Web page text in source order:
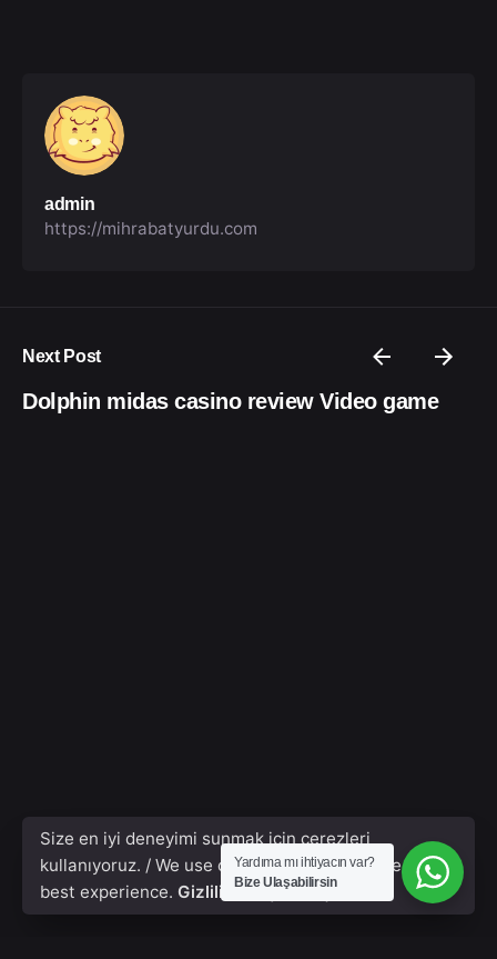
admin
https://mihrabatyurdu.com
Next Post
Dolphin midas casino review Video game
Size en iyi deneyimi sunmak için çerezleri
kullanıyoruz. / We use cookies to give you the
best experience. Gizlilik Poliçesi & Çerezler
Yardıma mı ihtiyacın var?
Bize Ulaşabilirsin